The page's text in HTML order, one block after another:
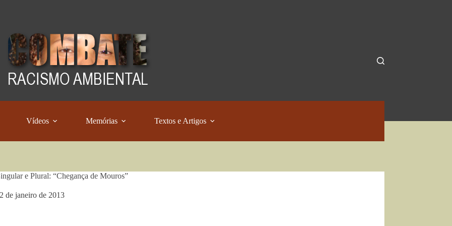
Vídeos Memórias Textos e Artigos
e Plural: “Chegança de Mouros”
de janeiro de 2013